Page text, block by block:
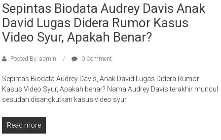
Sepintas Biodata Audrey Davis Anak
David Lugas Didera Rumor Kasus
Video Syur, Apakah Benar?
Posted By: admin 0 Comment
Sepintas Biodata Audrey Davis, Anak David Lugas Didera Rumor
Kasus Video Syur, Apakah benar? Nama Audrey Davis terakhir muncul
sesudah disangkutkan kasus video syur
Read more